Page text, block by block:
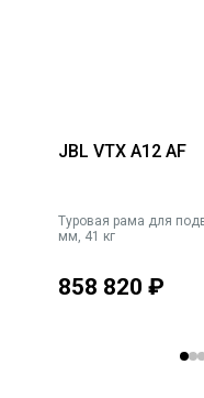
JBL VTX A12 AF
Туровая рама для
мм, 41 кг
858 820 ₽